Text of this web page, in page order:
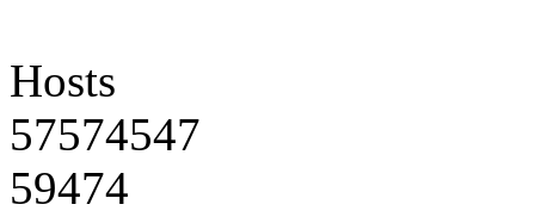
Hosts
57574547
59474